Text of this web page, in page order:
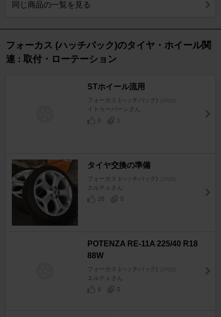
同じ商品の一覧を見る
フォーカス (ハッチバック)のタイヤ・ホイール関
連 : 取付・ローテーション
STホイール流用
フォーカス (ハッチバック) [2代目]
イトゥーパーンさん
0
1
タイヤ交換の準備
フォーカス (ハッチバック) [2代目]
エルチェさん
26
0
POTENZA RE-11A 225/40 R18
88W
フォーカス (ハッチバック) [2代目]
エルチェさん
6
0